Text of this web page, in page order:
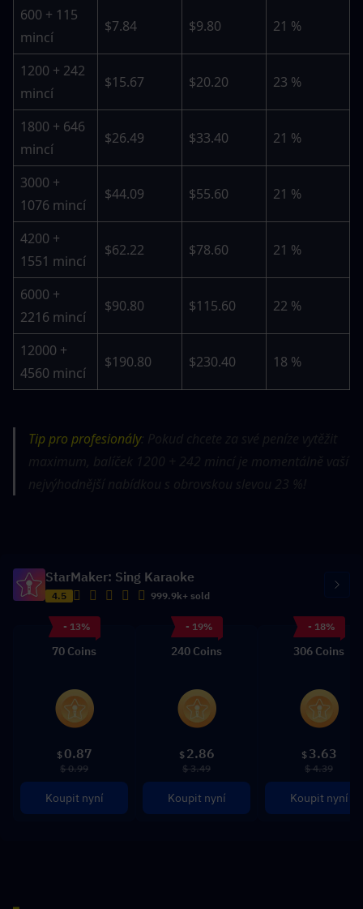
600 + 115
mincí
$7.84 $9.80 21 %
1200 + 242
mincí
$15.67 $20.20 23 %
1800 + 646
mincí
$26.49 $33.40 21 %
3000 +
1076 mincí
$44.09 $55.60 21 %
4200 +
1551 mincí
$62.22 $78.60 21 %
6000 +
2216 mincí
$90.80 $115.60 22 %
12000 +
4560 mincí
$190.80 $230.40 18 %
Tip pro profesionály: Pokud chcete za své peníze vytěžit
StarMaker: Sing Karaoke
4.5 999.9k+ sold
- 13%
70 Coins
$ 0.87
$ 0.99
Koupit nyní
- 19%
240 Coins
$ 2.86
$ 3.49
Koupit nyní
- 18%
306 Coins
$ 3.63
$ 4.39
Koupit nyní